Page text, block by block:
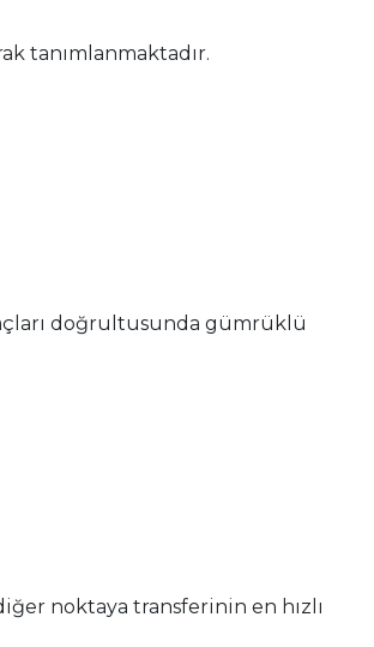
tanımlanmaktadır.
doğrultusunda gümrüklü
noktaya transferinin en hızlı